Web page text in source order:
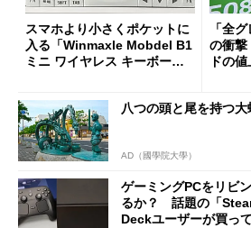
スマホより小さくポケットに
入る「Winmaxle Mobdel B1
ミニ ワイヤレス キーボー
「全
の衝
ドの
八つの頭と尾を持つ
AD（國學院大學）
ゲーミングPCをリビ
るか？ 話題の「
Deckユーザーが買っ